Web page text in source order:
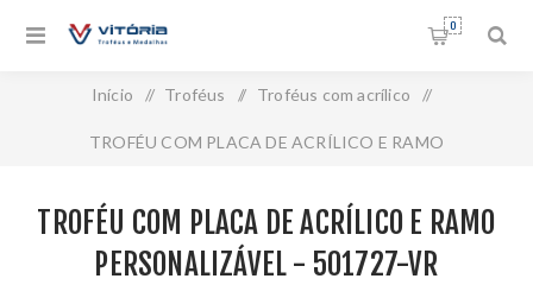
0
Início / Troféus / Troféus com acrílico /
TROFÉU COM PLACA DE ACRÍLICO E RAMO
TROFÉU COM PLACA DE ACRÍLICO E RAMO
PERSONALIZÁVEL - 501727-VR